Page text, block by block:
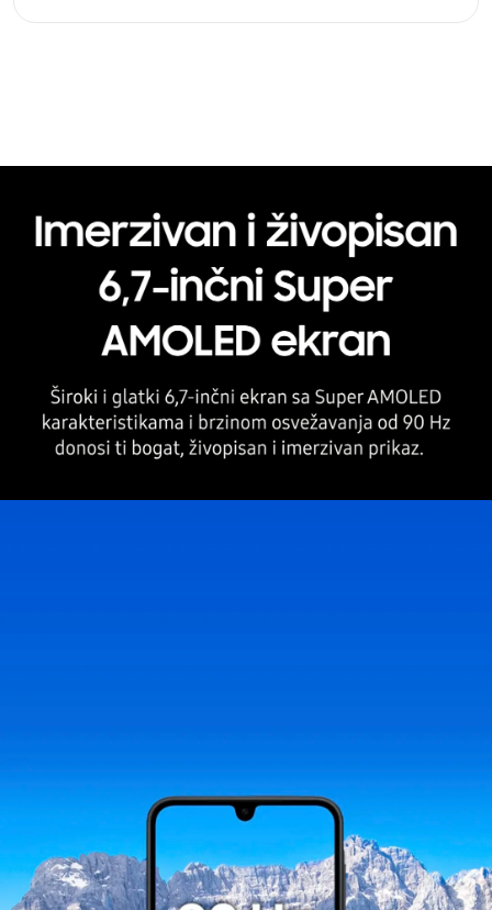
Mobilni telefon
Comtrade, Roaming
8806097651253
Kina
Prava potrošača:
Zagarantovana sva prava kupaca po osnovu